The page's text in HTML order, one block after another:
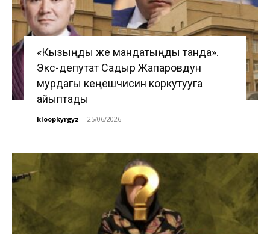
«Кызыңды же мандатыңды танда».
Экс-депутат Садыр Жапаровдун
мурдагы кеңешчисин коркутууга
айыптады
kloopkyrgyz - 25/06/2026